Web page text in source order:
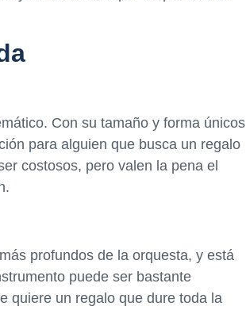
Con su tamaño y forma únicos
para alguien que busca un regalo
costosos, pero valen la pena el
profundos de la orquesta, y está
puede ser bastante
quiere un regalo que dure toda la